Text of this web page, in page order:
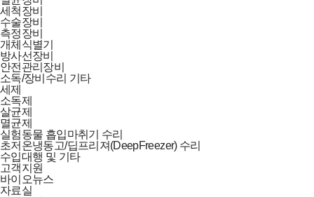
세척장비
수술장비
측정장비
개체식별기
방사선장비
안전관리장비
소독/장비수리 기타
세제
소독제
살균제
멸균제
실험동물 흡입마취기 수리
초저온냉동고/딥프리져(DeepFreezer) 수리
수입대행 및 기타
고객지원
바이오뉴스
자료실